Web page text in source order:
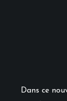
Dans ce